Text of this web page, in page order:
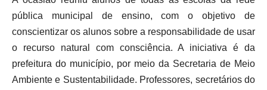
pública municipal de ensino, com o objetivo de
conscientizar os alunos sobre a responsabilidade de usar
o recurso natural com consciência. A iniciativa é da
prefeitura do município, por meio da Secretaria de Meio
Ambiente e Sustentabilidade. Professores, secretários do